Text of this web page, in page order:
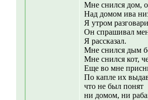
Мне снился дом,
Над домом ива
Я утром
Он спрашивал
Я рассказал.
Мне снился дым
Мне снился кот,
Еще во мне
По капле их
что не был понят
ни домом, ни